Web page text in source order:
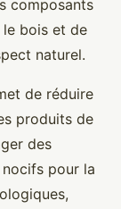
composants
bois et de
naturel.
de réduire
produits de
des
pour la